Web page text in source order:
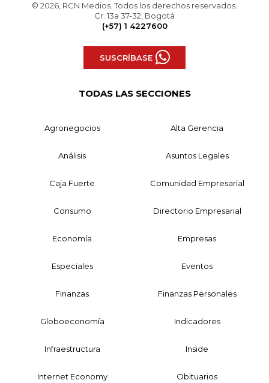
© 2026, RCN Medios. Todos los derechos reservados.
Cr. 13a 37-32, Bogotá
(+57) 1 4227600
SUSCRÍBASE
TODAS LAS SECCIONES
Agronegocios Alta Gerencia
Análisis Asuntos Legales
Caja Fuerte Comunidad Empresarial
Consumo Directorio Empresarial
Economía Empresas
Especiales Eventos
Finanzas Finanzas Personales
Globoeconomía Indicadores
Infraestructura Inside
Internet Economy Obituarios